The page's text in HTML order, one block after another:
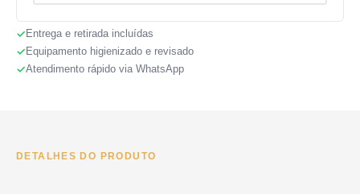
Entrega e retirada incluídas
Equipamento higienizado e revisado
Atendimento rápido via WhatsApp
DETALHES DO PRODUTO